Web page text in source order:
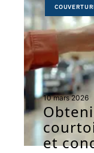
10 mars 2026
et